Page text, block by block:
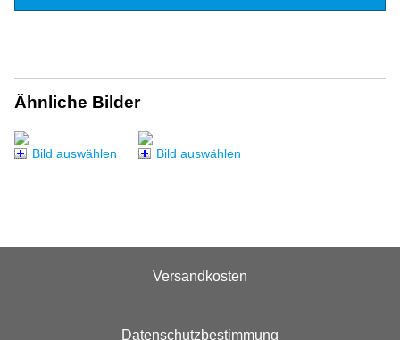
Ähnliche Bilder
Bild auswählen Bild auswählen
Versandkosten
Datenschutzbestimmung